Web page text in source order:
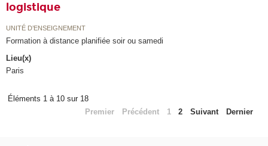
logistique
UNITÉ D’ENSEIGNEMENT
Formation à distance planifiée soir ou samedi
Lieu(x)
Paris
Éléments 1 à 10 sur 18
Premier
Précédent 1 2 Suivant Dernier